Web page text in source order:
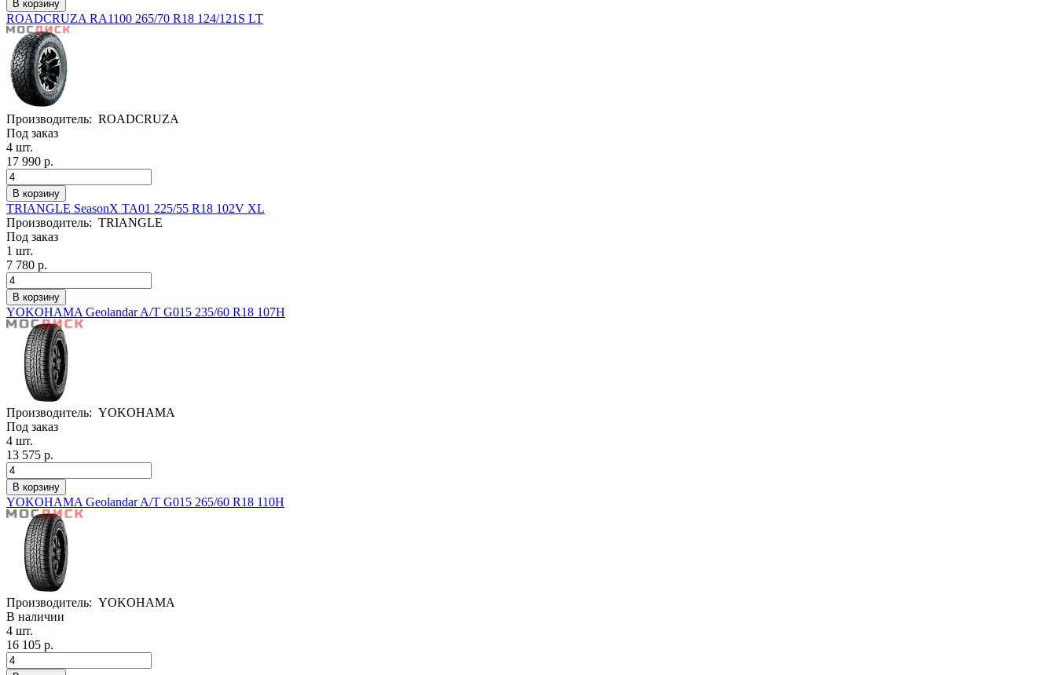
ROADCRUZA RA1100 265/70 R18 124/121S LT
Производитель: ROADCRUZA
Под заказ
4 шт.
17 990 р.
TRIANGLE SeasonX TA01 225/55 R18 102V XL
Производитель: TRIANGLE
Под заказ
1 шт.
7 780 р.
YOKOHAMA Geolandar A/T G015 235/60 R18 107H
Производитель: YOKOHAMA
Под заказ
4 шт.
13 575 р.
YOKOHAMA Geolandar A/T G015 265/60 R18 110H
Производитель: YOKOHAMA
В наличии
4 шт.
16 105 р.